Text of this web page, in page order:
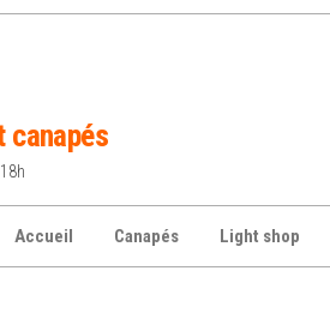
canapés
Accueil Canapés Light shop